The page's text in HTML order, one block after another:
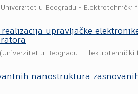
Univerzitet u Beogradu - Elektrotehnički
realizacija upravljačke
(Univerzitet u Beogradu - Elektrotehnički
nanostruktura